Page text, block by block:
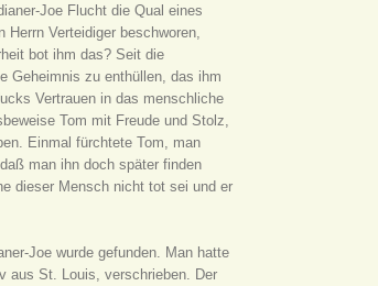
Joe Flucht die Qual eines
Verteidiger beschworen,
bot ihm das? Seit die
Geheimnis zu enthüllen, das ihm
Vertrauen in das menschliche
Tom mit Freude und Stolz,
Einmal fürchtete Tom, man
man ihn doch später finden
dieser Mensch nicht tot sei und er
Joe wurde gefunden. Man hatte
aus St. Louis, verschrieben. Der